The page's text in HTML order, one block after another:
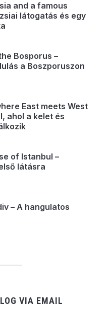
and a famous
látogatás és egy
Bosporus –
a Boszporuszon
East meets West
ahol a kelet és
of Istanbul –
látásra
– A hangulatos
VIA EMAIL